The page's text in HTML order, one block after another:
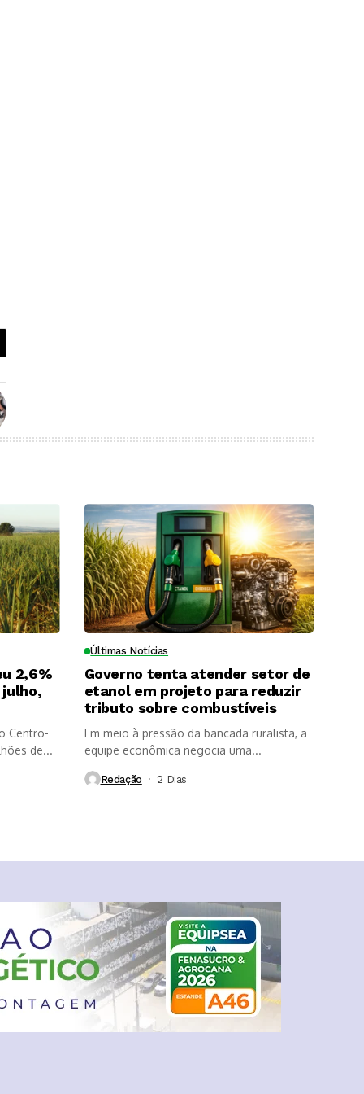
2,6%
julho,
Centro-
de...
Últimas Notícias
Governo tenta atender setor de
etanol em projeto para reduzir
tributo sobre combustíveis
Em meio à pressão da bancada ruralista, a
equipe econômica negocia uma...
Redação 2 Dias ⁮